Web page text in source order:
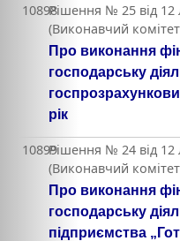
10898Рішення № 25 від 12
(Виконавчий
Про виконання
господарську
рік
10899Рішення № 24 від 12
(Виконавчий
Про виконання
господарську
підприємства